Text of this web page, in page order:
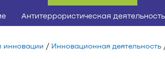
Антитеррористическая деятельность
инновации / Инновационная деятельность